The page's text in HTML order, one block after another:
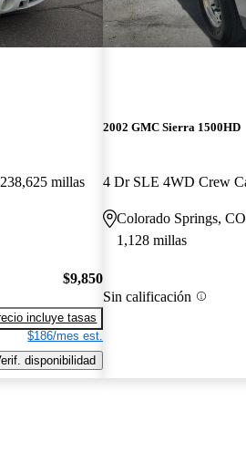
238,625 millas
$9,850
incluye tasas
$186/mes est.
disponibilidad
2002 GMC Sierra 1500HD
4 Dr SLE 4WD Crew
Colorado Springs, CO
1,128 millas
Sin calificación